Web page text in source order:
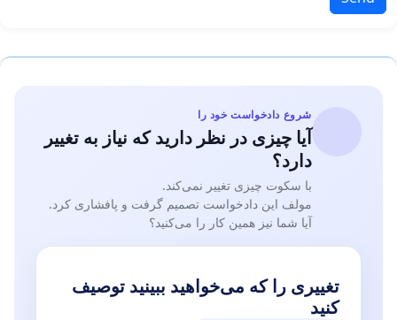
شروع دادخواست خود را
آیا چیزی در نظر دارید که نیاز به تغییر
دارد؟
با سکوت چیزی تغییر نمی‌کند.
مولف این دادخواست تصمیم گرفت و پافشاری کرد.
آیا شما نیز همین کار را می‌کنید؟
تغییری را که می‌خواهید ببینید توصیف
کنید